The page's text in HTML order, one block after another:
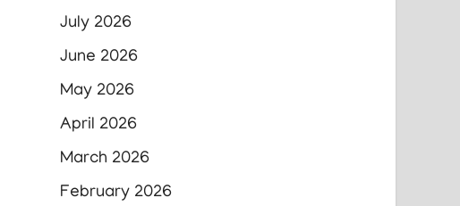
July 2026
June 2026
May 2026
April 2026
March 2026
February 2026